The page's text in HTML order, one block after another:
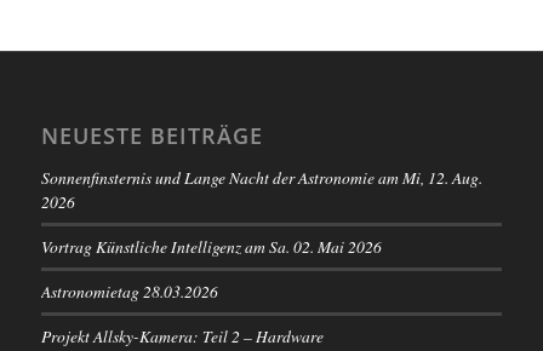
NEUESTE BEITRÄGE
Sonnenfinsternis und Lange Nacht der Astronomie am Mi, 12. Aug.
2026
Vortrag Künstliche Intelligenz am Sa. 02. Mai 2026
Astronomietag 28.03.2026
Projekt Allsky-Kamera: Teil 2 – Hardware